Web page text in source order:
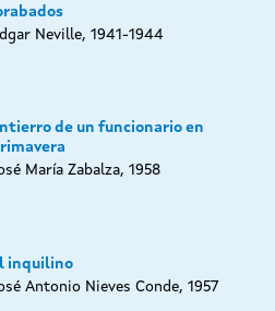
Neville, 1941-1944
de un funcionario en
María Zabalza, 1958
inquilino
Antonio Nieves Conde, 1957